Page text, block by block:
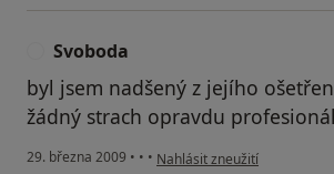
Svoboda
byl jsem nadšený z jejího
žádný strach opravdu
29. března 2009 • • • podle názoru uživatele
Nahlásit zneužití